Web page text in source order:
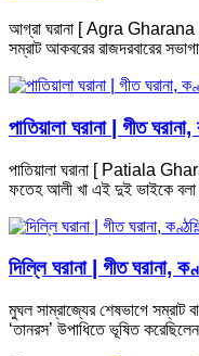
আগ্রা ঘরানা [ Agra Gharana
সম্রাট আকবরের রাজদরবারের
পাতিয়ালা ঘরানা | গীত ঘরানা,
পাতিয়ালা ঘরানা [ Patiala
ফতেহ আলী খা এই দুই ভাইকে
দিল্লি ঘরানা | গীত ঘরানা,
মুঘল সাম্রাজ্যের শেষভাগে সম্রাট
‘তানরস’ উপাধিতে ভূষিত